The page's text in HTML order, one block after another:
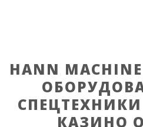
HANN
КАЗИНО